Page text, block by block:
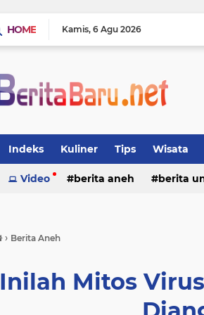
HOME
Kamis 6 Agu 2026
Indeks Kuliner Tips Wisata
Video berita aneh berita
› Berita Aneh
Inilah Mitos